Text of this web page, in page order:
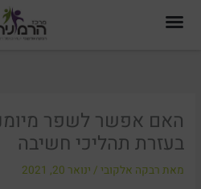
לתוכן
האם אפשר לשפר
בעזרת תהליכי חשיבה
מאת רבקה אלקובי / ינואר 20, 2021